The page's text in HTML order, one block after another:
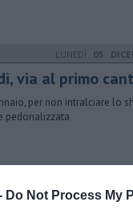
Do Not Process My
LUNEDÌ 05
via al primo
per non intralciare lo
pedonalizzata
deleghe per